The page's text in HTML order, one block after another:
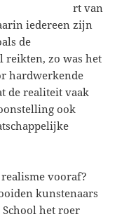
rt van
iedereen zijn
de
reikten, zo was het
hardwerkende
de realiteit vaak
ook
vooraf?
kunstenaars
het roer